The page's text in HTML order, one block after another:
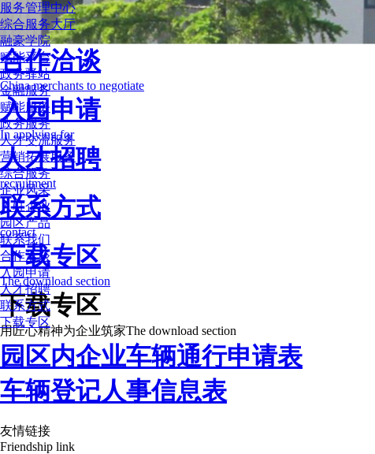
服务管理中心
综合服务大厅
融豪学院
赋能平台
政务驿站
金融服务
赋能服务
政务服务
人才交流服务
营销拓展服务
综合服务
企业风采
入驻企业
园区产品
联系我们
合作洽谈
入园申请
人才招聘
联系方式
下载专区
合作洽谈
China merchants to negotiate
入园申请
In applying for
人才招聘
recruitment
联系方式
contact
下载专区
The download section
下载专区
用匠心精神为企业筑家The download section
园区内企业车辆通行申请表
车辆登记人事信息表
友情链接
Friendship link